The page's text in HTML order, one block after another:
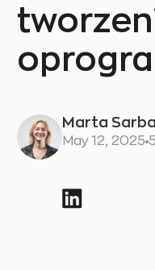
Marta
May 12, 2025